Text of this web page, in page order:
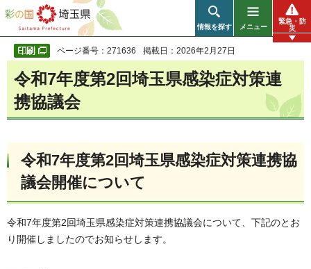
彩の国 埼玉県
情報を探す メニュー
緊急・防
災
ページ番号：271636 掲載日：2026年2月27日
令和7年度第2回埼玉県感染症対策連
携協議会
令和7年度第2回埼玉県感染症対策連携協
議会開催について
令和7年度第2回埼玉県感染症対策連携協議会について、下記のとお
り開催しましたのでお知らせします。